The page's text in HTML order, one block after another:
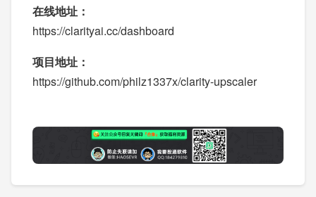
在线地址：
https://clarityai.cc/dashboard
项目地址：
https://github.com/philz1337x/clarity-upscaler